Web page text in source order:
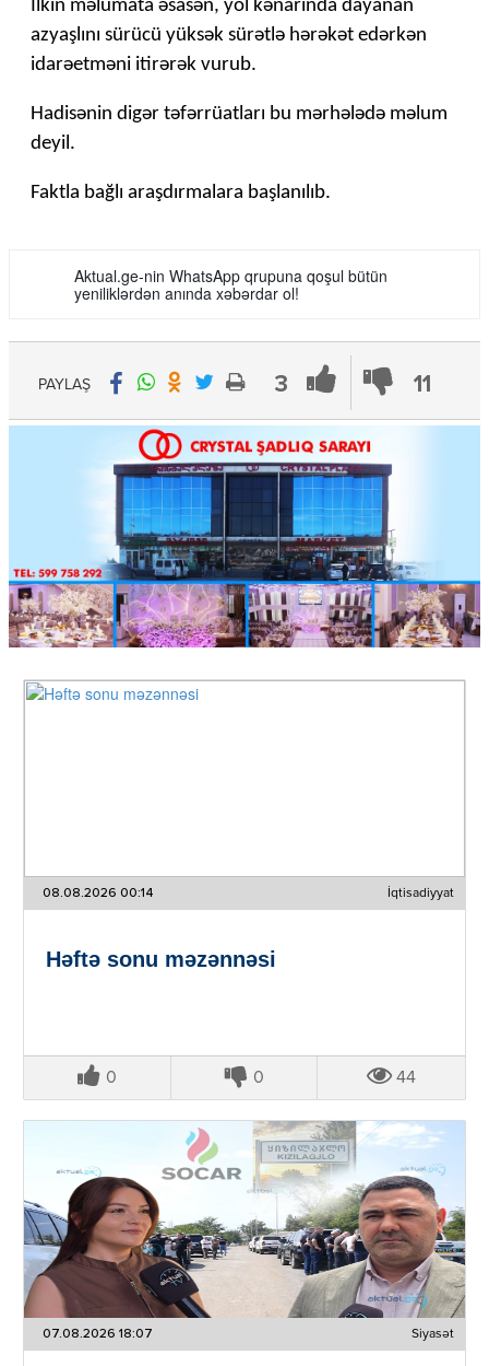
İlkin məlumata əsasən, yol kənarında dayanan
azyaşlını sürücü yüksək sürətlə hərəkət edərkən
idarəetməni itirərək vurub.
Hadisənin digər təfərrüatları bu mərhələdə məlum
deyil.
Faktla bağlı araşdırmalara başlanılıb.
Aktual.ge-nin WhatsApp qrupuna qoşul bütün
yeniliklərdən anında xəbərdar ol!
3 11
PAYLAŞ
08.08.2026 00:14 İqtisadiyyat
Həftə sonu məzənnəsi
0 0 44
07.08.2026 18:07 Siyasət